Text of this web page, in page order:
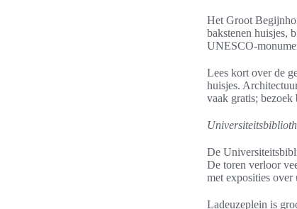
Het Groot
bakstenen huisjes,
Lees kort over de
huisjes.
vaak gratis;
De
De toren verloor
met exposities over
Ladeuzeplein is